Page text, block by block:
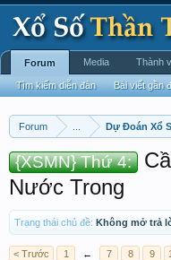
Forum Dự Đoán Xổ
{XSMN} Thứ 4:
Nước Trong
Trạng thái chủ đề: Không mở trả
< Trước 1 ← 7 8 9
Forum
Tìm kiếm diễn đàn Bài viết gần
Media Thành